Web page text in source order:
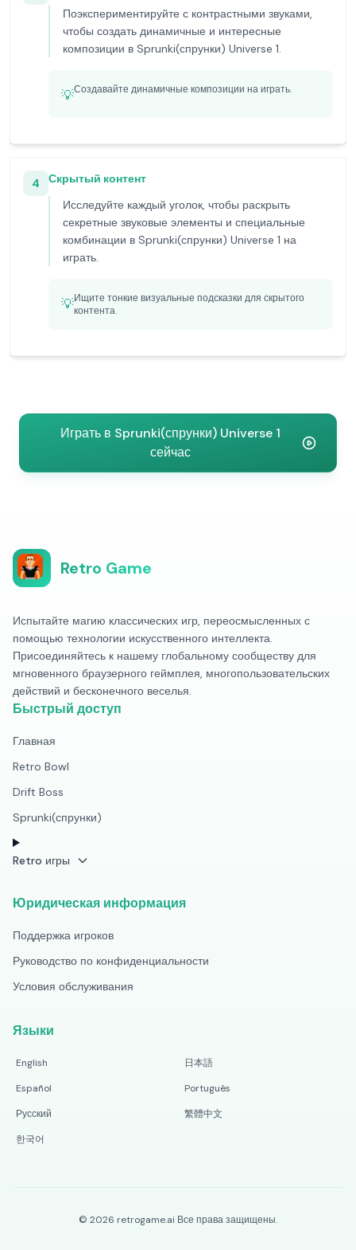
Поэкспериментируйте с контрастными звуками,
чтобы создать динамичные и интересные
композиции в Sprunki(спрунки) Universe 1.
💡Создавайте динамичные композиции на играть.
4
Скрытый контент
Исследуйте каждый уголок, чтобы раскрыть
секретные звуковые элементы и специальные
комбинации в Sprunki(спрунки) Universe 1 на
играть.
💡Ищите тонкие визуальные подсказки для скрытого
контента.
Играть в Sprunki(спрунки) Universe 1
сейчас
Retro Game
Испытайте магию классических игр, переосмысленных с
помощью технологии искусственного интеллекта.
Присоединяйтесь к нашему глобальному сообществу для
мгновенного браузерного геймплея, многопользовательских
действий и бесконечного веселья.
Быстрый доступ
Главная
Retro Bowl
Drift Boss
Sprunki(спрунки)
Retro игры
Юридическая информация
Поддержка игроков
Руководство по конфиденциальности
Условия обслуживания
Языки
English
日本語
Español
Português
Русский
繁體中文
한국어
© 2026 retrogame.ai Все права защищены.